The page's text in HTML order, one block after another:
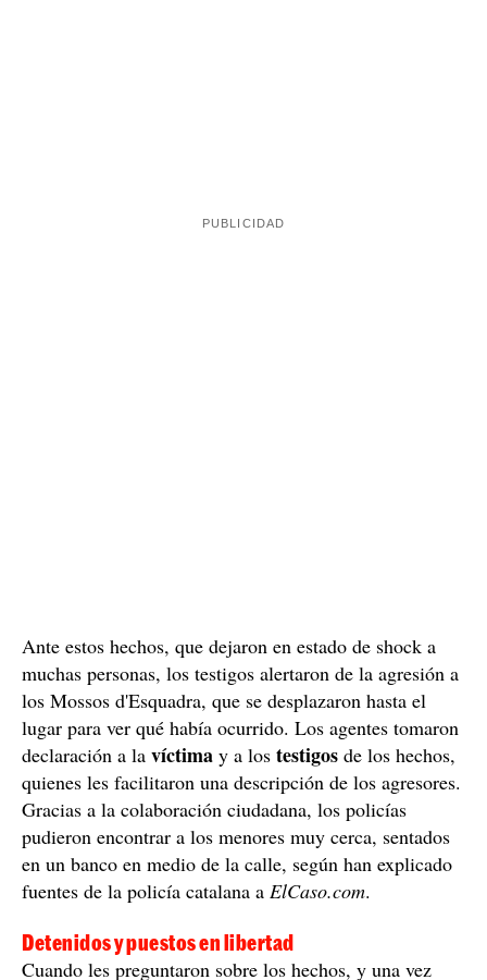
Ante estos hechos, que dejaron en estado de shock a
muchas personas, los testigos alertaron de la agresión a
los Mossos d'Esquadra, que se desplazaron hasta el
lugar para ver qué había ocurrido. Los agentes tomaron
declaración a la víctima y a los testigos de los hechos,
quienes les facilitaron una descripción de los agresores.
Gracias a la colaboración ciudadana, los policías
pudieron encontrar a los menores muy cerca, sentados
en un banco en medio de la calle, según han explicado
fuentes de la policía catalana a ElCaso.com.
Detenidos y puestos en libertad
Cuando les preguntaron sobre los hechos, y una vez